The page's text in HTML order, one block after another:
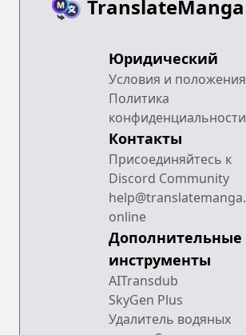
TranslateManga
Юридический
Условия и положения
Политика
конфиденциальности
Контакты
Присоединяйтесь к
Discord Community
help@translatemanga.
online
Дополнительные
инструменты
AITransdub
SkyGen Plus
Удалитель водяных